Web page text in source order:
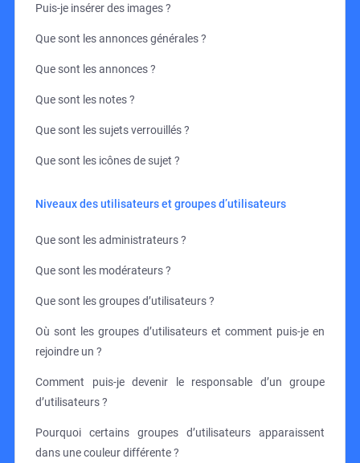
Puis-je insérer des images ?
Que sont les annonces générales ?
Que sont les annonces ?
Que sont les notes ?
Que sont les sujets verrouillés ?
Que sont les icônes de sujet ?
Niveaux des utilisateurs et groupes d’utilisateurs
Que sont les administrateurs ?
Que sont les modérateurs ?
Que sont les groupes d’utilisateurs ?
Où sont les groupes d’utilisateurs et comment puis-je en
rejoindre un ?
Comment puis-je devenir le responsable d’un groupe
d’utilisateurs ?
Pourquoi certains groupes d’utilisateurs apparaissent
dans une couleur différente ?